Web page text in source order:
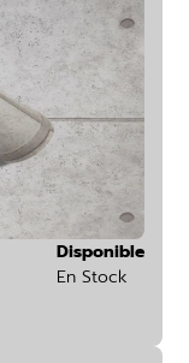
Disponible
En Stock